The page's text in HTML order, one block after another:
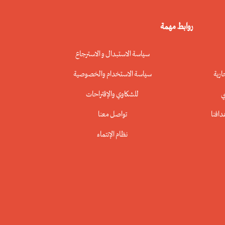
روابط مهمة
سياسة الاستبدال و الاسترجاع
سياسة الاستخدام والخصوصية
للشكاوي والإقتراحات
تواصل معنا
نظام الإنتماء